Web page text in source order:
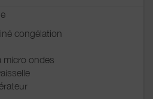
congélation
micro ondes